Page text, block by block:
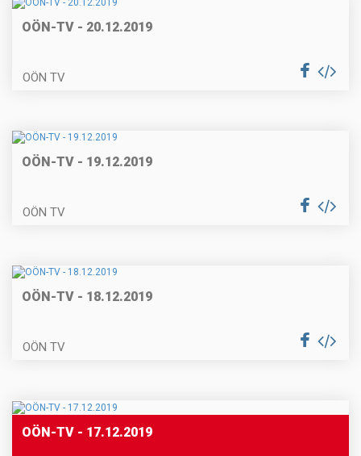
OÖN-TV - 20.12.2019
OÖN TV
OÖN-TV - 19.12.2019
OÖN TV
OÖN-TV - 18.12.2019
OÖN TV
OÖN-TV - 17.12.2019